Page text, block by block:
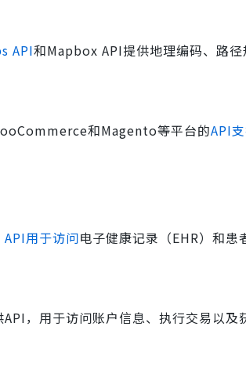
API和Mapbox API提供地理编码、路
和Magento等平台的API
API用于访问电子健康记录（EHR）和患
，用于访问账户信息、执行交易以及